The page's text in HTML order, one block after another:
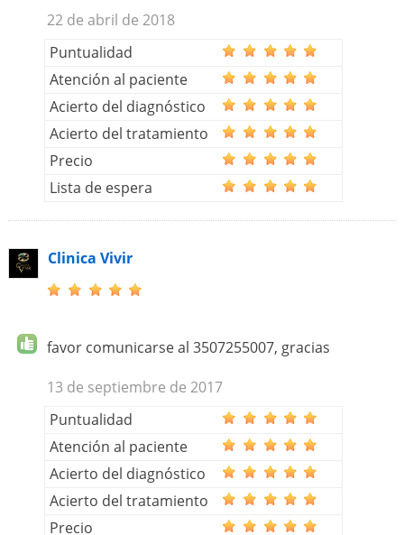
22 de abril de 2018
Puntualidad
Atención al paciente
Acierto del diagnóstico
Acierto del tratamiento
Precio
Lista de espera
Clinica Vivir
favor comunicarse al 3507255007, gracias
13 de septiembre de 2017
Puntualidad
Atención al paciente
Acierto del diagnóstico
Acierto del tratamiento
Precio